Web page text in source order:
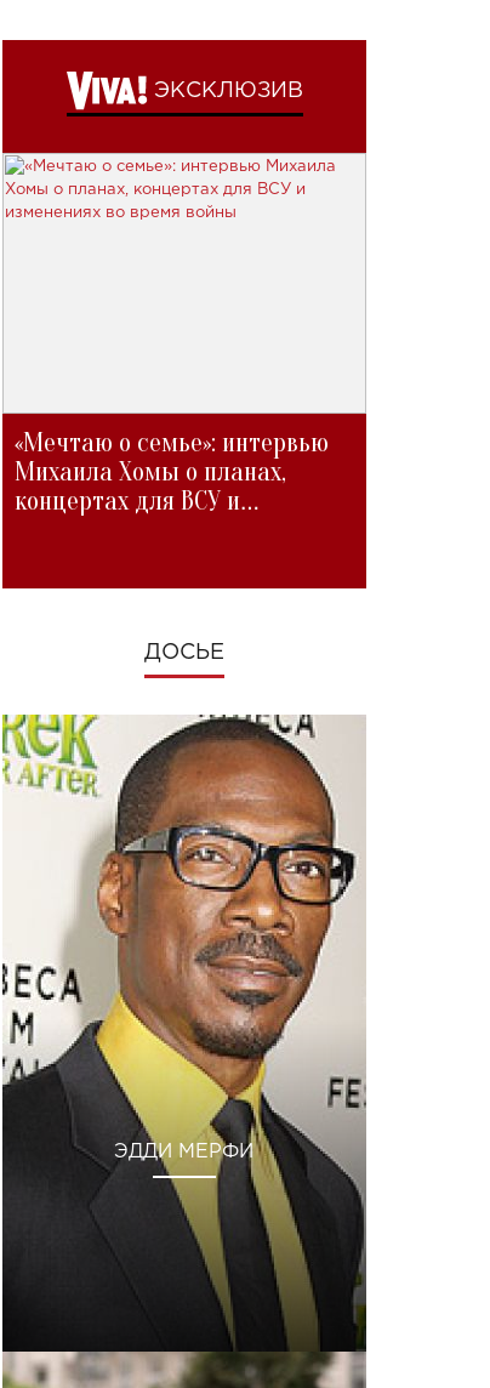
ЭКСКЛЮЗИВ
«Мечтаю о семье»: интервью
Михаила Хомы о планах,
концертах для ВСУ и
ДОСЬЕ
ЭДДИ МЕРФИ